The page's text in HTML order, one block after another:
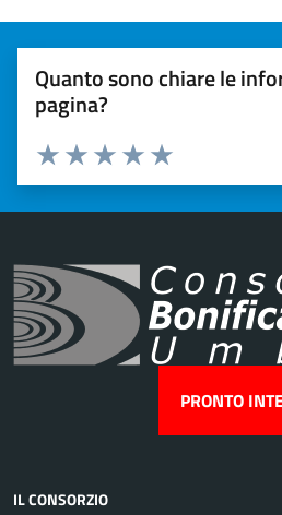
Quanto sono chiare le
pagina?
Valuta 5 stelle su
Valuta 4 stelle su 5
Valuta 3 stelle su 5
Valuta 2 stelle su 5
Valuta 1 stelle su 5
PRONTO
IL CONSORZIO